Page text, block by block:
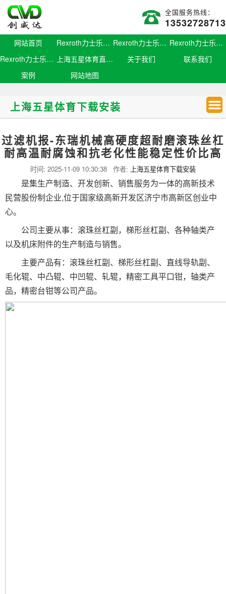
全国服务热线：
13532728713
网站首页 Rexroth力士乐滑块 Rexroth力士乐导轨
Rexroth力士乐螺母
Rexroth力士乐丝杆
上海五星体育直播官网 关于我们
联系我们
案例
网站地图
上海五星体育下载安装
过滤机报-东瑞机械高硬度超耐磨滚珠丝杠
耐高温耐腐蚀和抗老化性能稳定性价比高
时间: 2025-11-09 10:30:38 作者: 上海五星体育下载安装
是集生产制造、开发创新、销售服务为一体的高新技术
民营股份制企业,位于国家级高新开发区济宁市高新区创业中
心。
公司主要从事：滚珠丝杠副，梯形丝杠副、各种轴类产
以及机床附件的生产制造与销售。
主要产品有：滚珠丝杠副、梯形丝杠副、直线导轨副、
毛化辊、中凸辊、中凹辊、轧辊，精密工具平口钳，轴类产
品，精密台钳等公司产品。